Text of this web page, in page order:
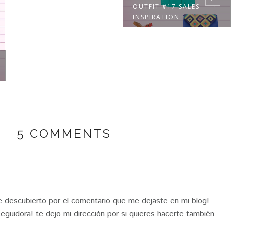
OUTFIT #17 SALES
INSPIRATION
5 COMMENTS
descubierto por el comentario que me dejaste en mi blog!
te dejo mi dirección por si quieres hacerte también